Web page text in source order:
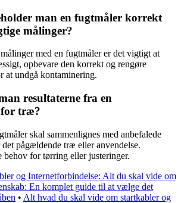
man en fugtmåler korrekt
målinger?
med en fugtmåler er det vigtigt at
opbevare den korrekt og rengøre
at undgå kontaminering.
resultaterne fra en
for træ?
skal sammenlignes med anbefalede
pågældende træ eller anvendelse.
for tørring eller justeringer.
og Internetforbindelse: Alt du skal vide om
En komplet guide til at vælge det
• Alt hvad du skal vide om startkabler og